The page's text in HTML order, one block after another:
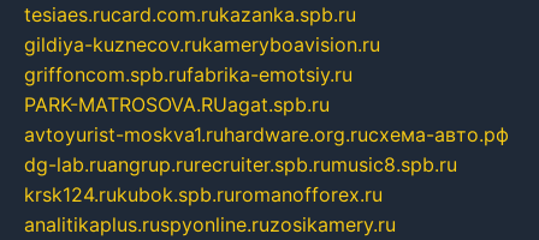
tesiaes.rucard.com.rukazanka.spb.ru
gildiya-kuznecov.rukameryboavision.ru
griffoncom.spb.rufabrika-emotsiy.ru
PARK-MATROSOVA.RUagat.spb.ru
avtoyurist-moskva1.ruhardware.org.ruсхема-авто.рф
dg-lab.ruangrup.rurecruiter.spb.rumusic8.spb.ru
krsk124.rukubok.spb.ruromanofforex.ru
analitikaplus.ruspyonline.ruzosikamery.ru